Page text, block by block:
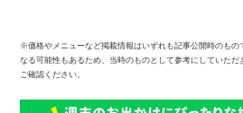
※価格やメニューなど掲載情報はいずれも記事公開時のもの
なる可能性もあるため、当時のものとして参考にしていた
ご確認ください。